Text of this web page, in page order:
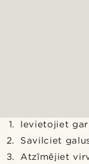
Ievietojiet
Savilciet
Atzīmējiet